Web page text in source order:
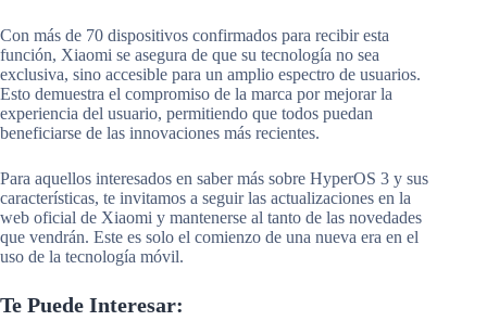
Con más de 70 dispositivos confirmados para recibir esta
función, Xiaomi se asegura de que su tecnología no sea
exclusiva, sino accesible para un amplio espectro de usuarios.
Esto demuestra el compromiso de la marca por mejorar la
experiencia del usuario, permitiendo que todos puedan
beneficiarse de las innovaciones más recientes.
Para aquellos interesados en saber más sobre HyperOS 3 y sus
características, te invitamos a seguir las actualizaciones en la
web oficial de Xiaomi y mantenerse al tanto de las novedades
que vendrán. Este es solo el comienzo de una nueva era en el
uso de la tecnología móvil.
Te Puede Interesar: